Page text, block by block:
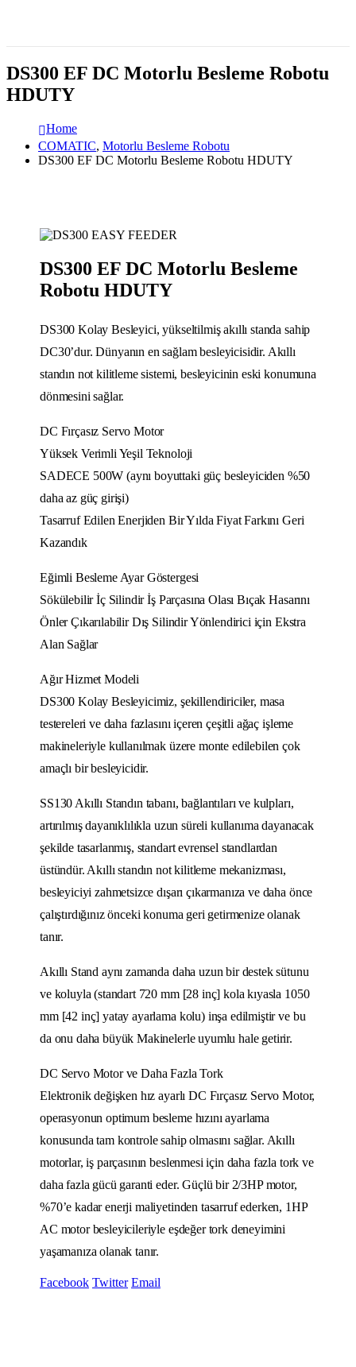
DS300 EF DC Motorlu Besleme Robotu
HDUTY
Home
COMATIC, Motorlu Besleme Robotu
DS300 EF DC Motorlu Besleme Robotu HDUTY
DS300 EF DC Motorlu Besleme
Robotu HDUTY
DS300 Kolay Besleyici, yükseltilmiş akıllı standa sahip
DC30’dur. Dünyanın en sağlam besleyicisidir. Akıllı
standın not kilitleme sistemi, besleyicinin eski konumuna
dönmesini sağlar.
DC Fırçasız Servo Motor
Yüksek Verimli Yeşil Teknoloji
SADECE 500W (aynı boyuttaki güç besleyiciden %50
daha az güç girişi)
Tasarruf Edilen Enerjiden Bir Yılda Fiyat Farkını Geri
Kazandık
Eğimli Besleme Ayar Göstergesi
Sökülebilir İç Silindir İş Parçasına Olası Bıçak Hasarını
Önler Çıkarılabilir Dış Silindir Yönlendirici için Ekstra
Alan Sağlar
Ağır Hizmet Modeli
DS300 Kolay Besleyicimiz, şekillendiriciler, masa
testereleri ve daha fazlasını içeren çeşitli ağaç işleme
makineleriyle kullanılmak üzere monte edilebilen çok
amaçlı bir besleyicidir.
SS130 Akıllı Standın tabanı, bağlantıları ve kulpları,
artırılmış dayanıklılıkla uzun süreli kullanıma dayanacak
şekilde tasarlanmış, standart evrensel standlardan
üstündür. Akıllı standın not kilitleme mekanizması,
besleyiciyi zahmetsizce dışarı çıkarmanıza ve daha önce
çalıştırdığınız önceki konuma geri getirmenize olanak
tanır.
Akıllı Stand aynı zamanda daha uzun bir destek sütunu
ve koluyla (standart 720 mm [28 inç] kola kıyasla 1050
mm [42 inç] yatay ayarlama kolu) inşa edilmiştir ve bu
da onu daha büyük Makinelerle uyumlu hale getirir.
DC Servo Motor ve Daha Fazla Tork
Elektronik değişken hız ayarlı DC Fırçasız Servo Motor,
operasyonun optimum besleme hızını ayarlama
konusunda tam kontrole sahip olmasını sağlar. Akıllı
motorlar, iş parçasının beslenmesi için daha fazla tork ve
daha fazla gücü garanti eder. Güçlü bir 2/3HP motor,
%70’e kadar enerji maliyetinden tasarruf ederken, 1HP
AC motor besleyicileriyle eşdeğer tork deneyimini
yaşamanıza olanak tanır.
Facebook Twitter Email